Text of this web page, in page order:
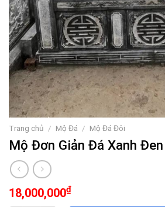
Trang chủ / Mộ Đá / Mộ Đá Đôi
Mộ Đơn Giản Đá Xanh Đen
18,000,000₫